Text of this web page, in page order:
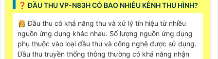
️❓ ĐẦU THU VP-N83H CÓ BAO NHIÊU KÊNH THU HÌNH?
👸 Đầu thu có khả năng thu và xử lý tín hiệu từ nhiều
nguồn ứng dụng khác nhau. Số lượng nguồn ứng dụng
phụ thuộc vào loại đầu thu và công nghệ được sử dụng.
Đầu thu truyền thống thông thường có khả năng nhận